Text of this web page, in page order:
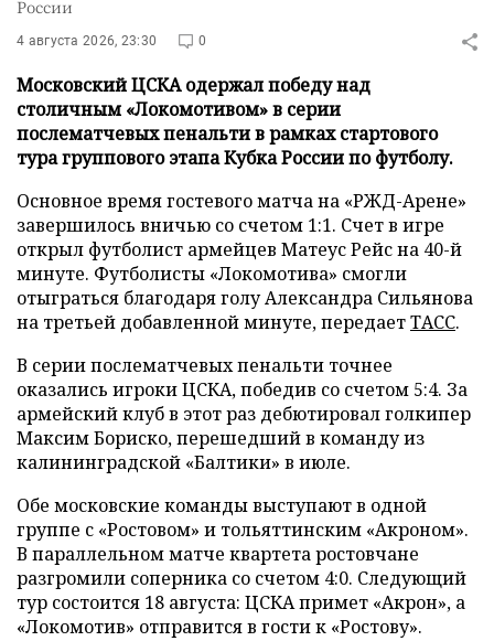
России
4 августа 2026, 23:30 0
Московский ЦСКА одержал победу над
столичным «Локомотивом» в серии
послематчевых пенальти в рамках стартового
тура группового этапа Кубка России по футболу.
Основное время гостевого матча на «РЖД-Арене»
завершилось вничью со счетом 1:1. Счет в игре
открыл футболист армейцев Матеус Рейс на 40-й
минуте. Футболисты «Локомотива» смогли
отыграться благодаря голу Александра Сильянова
на третьей добавленной минуте, передаетТАСС.
В серии послематчевых пенальти точнее
оказались игроки ЦСКА, победив со счетом 5:4. За
армейский клуб в этот раз дебютировал голкипер
Максим Бориско, перешедший в команду из
калининградской «Балтики» в июле.
Обе московские команды выступают в одной
группе с «Ростовом» и тольяттинским «Акроном».
В параллельном матче квартета ростовчане
разгромили соперника со счетом 4:0. Следующий
тур состоится 18 августа: ЦСКА примет «Акрон», а
«Локомотив» отправится в гости к «Ростову».